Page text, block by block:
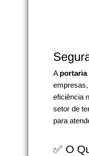
A portaria
eficiência
setor de
para
✅ O